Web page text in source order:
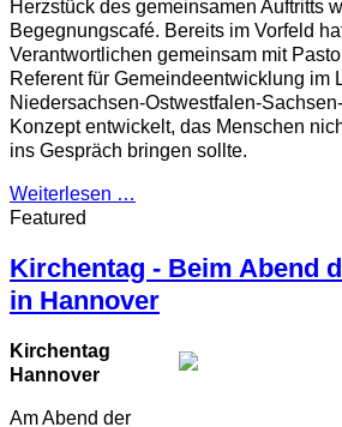
Herzstück des gemeinsamen Auftritts
Begegnungscafé. Bereits im Vorfeld
Verantwortlichen gemeinsam mit
Referent für Gemeindeentwicklung im
Niedersachsen-Ostwestfalen-
Konzept entwickelt, das Menschen
ins Gespräch bringen sollte.
Weiterlesen …
Featured
Kirchentag - Beim Abend
in Hannover
Kirchentag
Hannover
Am Abend der